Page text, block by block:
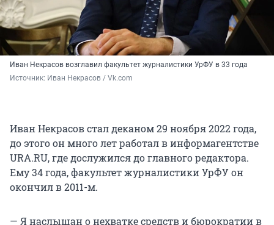
Иван Некрасов возглавил факультет журналистики УрФУ в 33 года
Источник: Иван Некрасов / Vk.com
Иван Некрасов стал деканом 29 ноября 2022 года,
до этого он много лет работал в информагентстве
URA.RU, где дослужился до главного редактора.
Ему 34 года, факультет журналистики УрФУ он
окончил в 2011-м.
— Я наслышан о нехватке средств и бюрократии в